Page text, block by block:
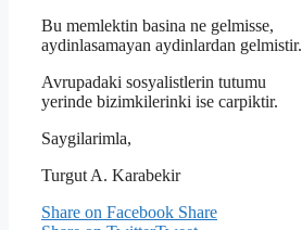
Bu memlektin basina ne gelmisse,
aydinlasamayan aydinlardan gelmistir.
Avrupadaki sosyalistlerin tutumu
yerinde bizimkilerinki ise carpiktir.
Saygilarimla,
Turgut A. Karabekir
Share on Facebook Share